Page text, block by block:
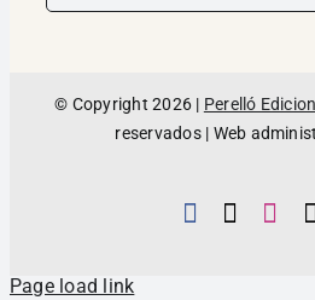
© Copyright 2026 | Perelló
reservados | Web
Page load link